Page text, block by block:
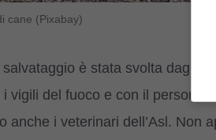
cane (Pixabay)
salvataggio è stata svolta dagli
vigili del fuoco e con il
anche i veterinari dell’Asl. Non